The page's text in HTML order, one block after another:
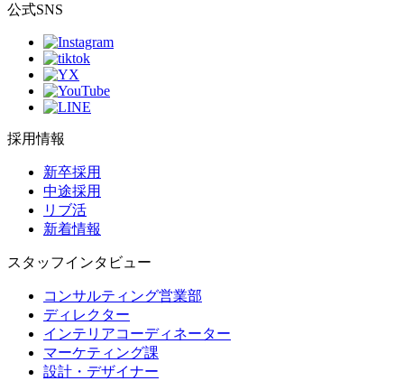
公式SNS
採用情報
新卒採用
中途採用
リブ活
新着情報
スタッフインタビュー
コンサルティング営業部
ディレクター
インテリアコーディネーター
マーケティング課
設計・デザイナー